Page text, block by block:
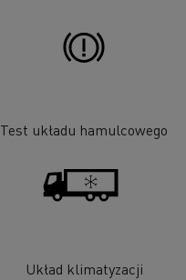
Test układu hamulcowego
Układ klimatyzacji